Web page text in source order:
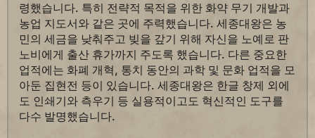
령했습니다. 특히 전략적 목적을 위한 화약 무기 개발과
농업 지도서와 같은 곳에 주력했습니다. 세종대왕은 농
민의 세금을 낮춰주고 빚을 갚기 위해 자신을 노예로 판
노비에게 출산 휴가까지 주도록 했습니다. 다른 중요한
업적에는 화폐 개혁, 통치 동안의 과학 및 문화 업적을 모
아둔 집현전 등이 있습니다. 세종대왕은 한글 창제 외에
도 인쇄기와 측우기 등 실용적이고도 혁신적인 도구를
다수 발명했습니다.